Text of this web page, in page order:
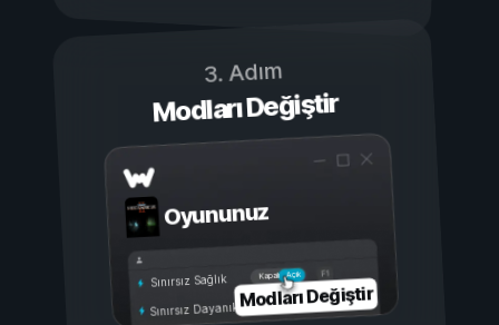
3. Adım
Modları Değiştir
Oyununuz
Açık
Kapalı
Sınırsız Sağlık
Sınırsız DayanıklılıkModları Değiştir